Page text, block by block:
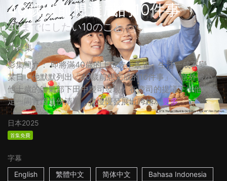
40歲以前想達成的10件事
40までにしたい10のこと
共12集
影集簡介： 即將滿40歲的上班族十条雀，生活一成不變。
某日，他默默列出「40歲前想完成的10件事」，意外被小
他十歲的帥氣部下田中慶司發現。在慶司的提議下，他們決
定一同實踐這份清單，也慢慢發展出跨越... 更多
日本2025
首集免費
字幕
English
繁體中文 简体中文 Bahasa Indonesia